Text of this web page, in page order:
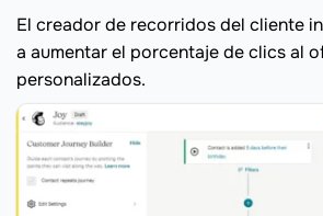
El creador de recorridos del cliente
a aumentar el porcentaje de clics al
personalizados.